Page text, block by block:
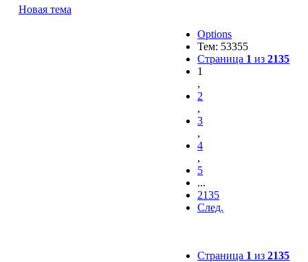
Новая тема
Options
Тем: 53355
Страница 1 из2135
1
,
2
,
3
,
4
,
5
...
2135
След.
Страница 1 из2135